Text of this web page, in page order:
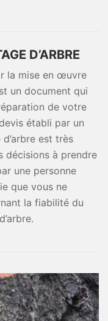
D’ARBRE
la mise en œuvre
un document qui
de votre
établi par un
est très
décisions à prendre
une personne
que vous ne
la fiabilité du